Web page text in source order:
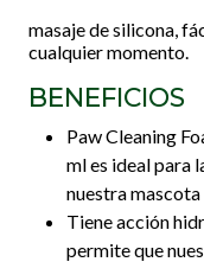
masaje de silicona,
cualquier momento.
BENEFICIOS
Paw Cleaning
ml es ideal para
nuestra mascota
Tiene acción
permite que